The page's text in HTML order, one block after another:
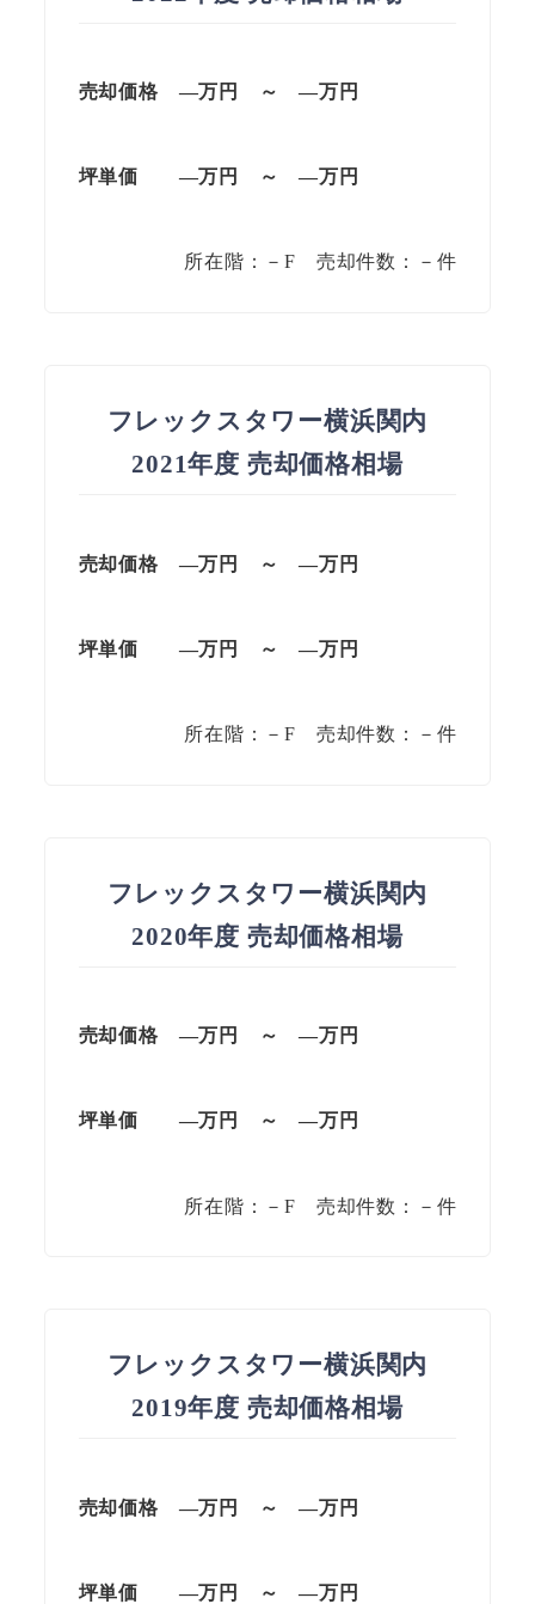
売却価格 —万円 ～—万円
坪単価 —万円 ～—万円
所在階：－F 売却件数：－件
フレックスタワー横浜関内
2021年度 売却価格相場
売却価格 —万円 ～—万円
坪単価 —万円 ～—万円
所在階：－F 売却件数：－件
フレックスタワー横浜関内
2020年度 売却価格相場
売却価格 —万円 ～—万円
坪単価 —万円 ～—万円
所在階：－F 売却件数：－件
フレックスタワー横浜関内
2019年度 売却価格相場
売却価格 —万円 ～—万円
坪単価 —万円 ～—万円